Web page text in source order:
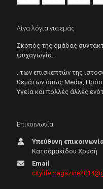
Λίγα λόγια για εμάς
Σκοπός της ομάδας
ψυχαγωγία..
..των επισκεπτών της
θεμάτων όπως Μedia,
Υγεία και πολλές άλλες
Επικοινωνία
Υπεύθυνη
Κατσαμακίδου Χρυσή
Email